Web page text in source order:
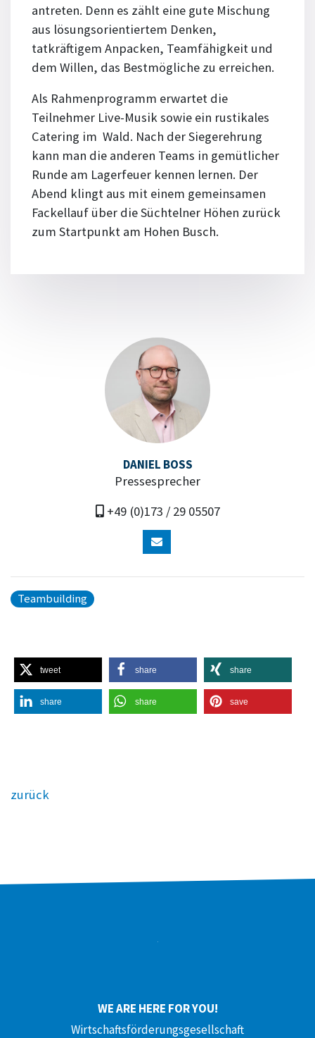
DANIEL BOSS
Pressesprecher
+49 (0)173 / 29 05507
Teambuilding
antreten. Denn es zählt eine gute Mischung
aus lösungsorientiertem Denken,
tatkräftigem Anpacken, Teamfähigkeit und
dem Willen, das Bestmögliche zu erreichen.
Als Rahmenprogramm erwartet die
Teilnehmer Live-Musik sowie ein rustikales
Catering im Wald. Nach der Siegerehrung
kann man die anderen Teams in gemütlicher
Runde am Lagerfeuer kennen lernen. Der
Abend klingt aus mit einem gemeinsamen
Fackellauf über die Süchtelner Höhen zurück
zum Startpunkt am Hohen Busch.
tweet share share
share share save
zurück
WE ARE HERE FOR YOU!
Wirtschaftsförderungsgesellschaft